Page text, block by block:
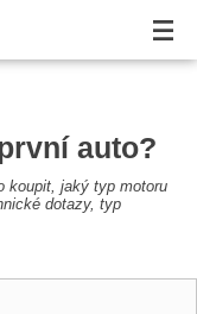
auto?
koupit, jaký typ motoru
dotazy, typ